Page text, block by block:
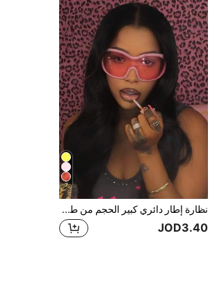
7
نظارة إطار دائري كبير الحجم من طراز Y2K الأفانغارد، إطار وعدسة باللون الوردي
JOD3.40